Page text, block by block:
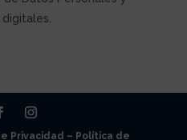
Privacidad – Política de